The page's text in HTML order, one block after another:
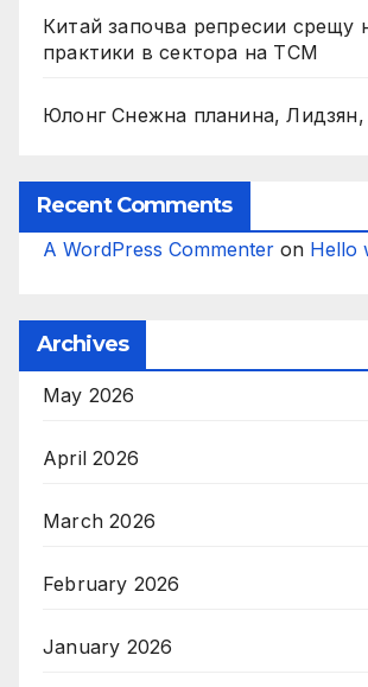
Китай започва репресии срещу
практики в сектора на TCM
Юлонг Снежна планина,
Recent Comments
A WordPress Commenter on Hello
Archives
May 2026
April 2026
March 2026
February 2026
January 2026